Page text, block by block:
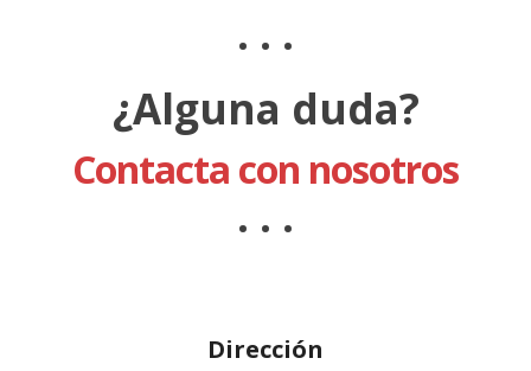
. . .
¿Alguna duda?
Contacta con nosotros
. . .
Dirección